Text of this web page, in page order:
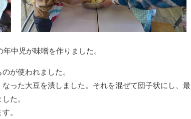
中児が味噌を作りました。
が使われました。
った大豆を潰しました。それを混ぜて団子状にし、最
た。
。